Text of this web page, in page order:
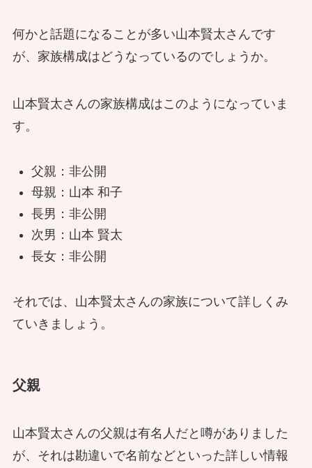
何かと話題になることが多い山本賢太さんです
が、家族構成はどうなっているのでしょうか。
山本賢太さんの家族構成はこのようになっていま
す。
父親：非公開
母親：山本 和子
長男：非公開
次男：山本 賢太
長女：非公開
それでは、山本賢太さんの家族について詳しくみ
ていきましょう。
父親
山本賢太さんの父親は有名人だと噂がありました
が、それは勘違いで名前などといった詳しい情報